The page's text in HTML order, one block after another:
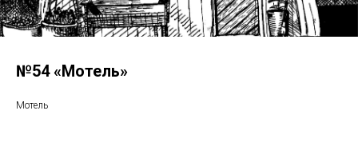
№54 «Мотель»
Мотель